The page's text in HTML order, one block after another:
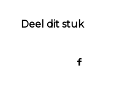
Deel dit stuk